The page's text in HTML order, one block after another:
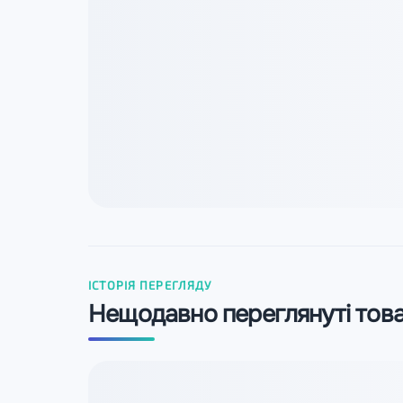
ІСТОРІЯ ПЕРЕГЛЯДУ
Нещодавно переглянуті